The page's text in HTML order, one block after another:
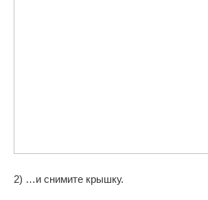
2) …и снимите крышку.